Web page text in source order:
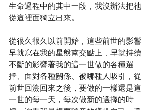
生命過程中的其中一段，我沒辦法把祂
從這裡面獨立出來。
從很久很久以前開始，這些前世的影響
早就寫在我的星盤南交點上，早就持續
不斷的影響著我的這一世做的各種選
擇、面對各種關係、被哪種人吸引，從
前世回溯回來之後，要做的一樣還是這
一世的每一天，每次做新的選擇的時